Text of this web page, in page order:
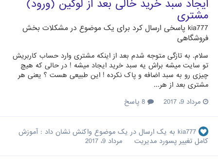
ایجاد سبد خرید خالی بعد از لوگین (ورود)
مشتری
kia777 پاسخی ارسال کرد برای یک موضوع در مشکلات بخش
فروشگاهی
سلام. به تازگی متوجه شدم بعد از اینکه مشتری وارد حساب کاربریش
تو سایت میشه براش یه سبد خرید ایجاد میشه ! در حالی که هیچ
چیزی رو به سبد اضافه و پاک نکرده ! این طبیعی هست ؟ یعنی هر
مشتری بعد از هر...
مرداد 9، 2017
kia777 به یک ارسال در یک موضوع واکنش نشان داد :آموزش
کامل تغییر پسورد مدیریت
مرداد 9، 2017